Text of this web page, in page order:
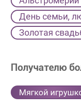
День семьи,
Золотая
Получателю
Мягкой